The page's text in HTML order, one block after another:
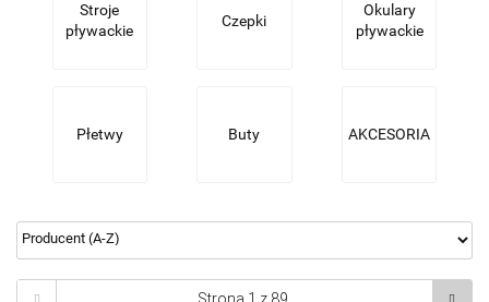
Stroje
pływackie
Czepki
Okulary
pływackie
Płetwy Buty AKCESORIA